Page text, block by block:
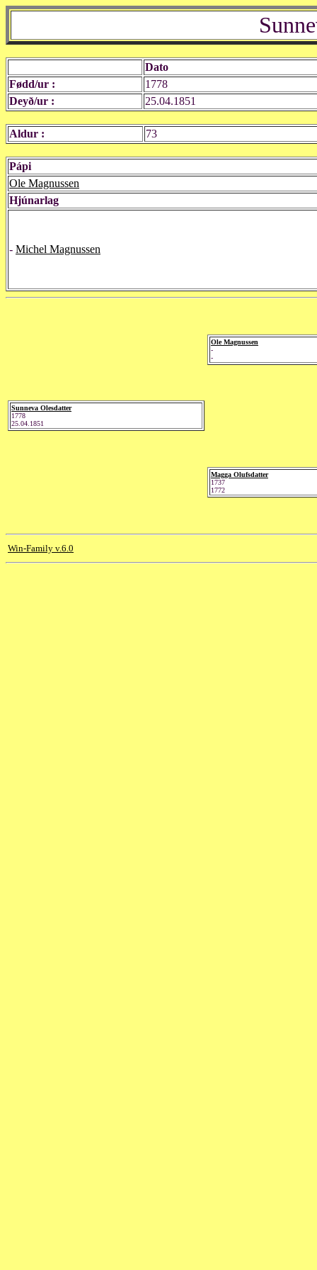
Dato
Fødd/ur :
1778
Deyð/ur :
25.04.1851
Aldur : 73
Pápi
Ole Magnussen
Hjúnarlag
- Michel Magnussen
Sunneva Olesdatter
1778
25.04.1851
Ole Magnussen
-
-
Magga Olufsdatter
1737
1772
Win-Family v.6.0